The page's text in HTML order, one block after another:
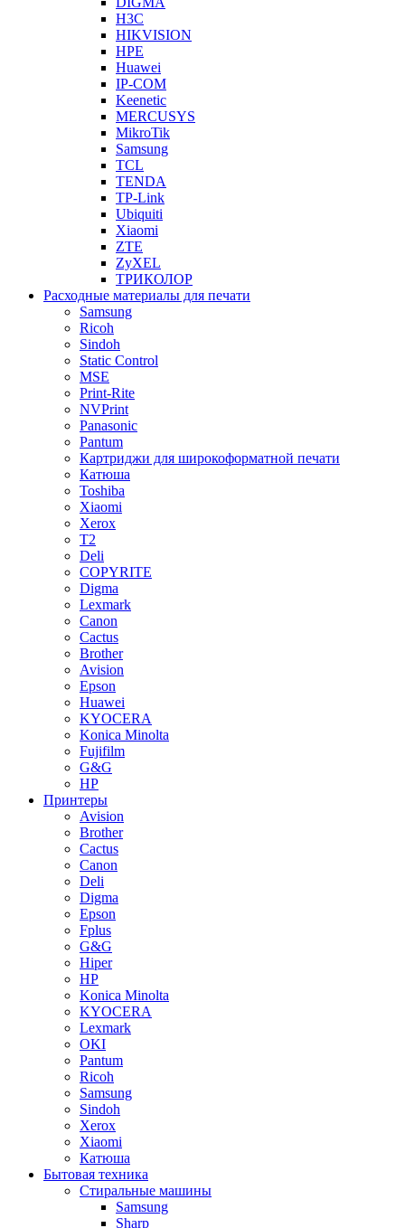
H3C
HIKVISION
HPE
Huawei
IP-COM
Keenetic
MERCUSYS
MikroTik
Samsung
TCL
TENDA
TP-Link
Ubiquiti
Xiaomi
ZTE
ZyXEL
ТРИКОЛОР
Расходные материалы для печати
Samsung
Ricoh
Sindoh
Static Control
MSE
Print-Rite
NVPrint
Panasonic
Pantum
Картриджи для широкоформатной печати
Катюша
Toshiba
Xiaomi
Xerox
T2
Deli
COPYRITE
Digma
Lexmark
Canon
Cactus
Brother
Avision
Epson
Huawei
KYOCERA
Konica Minolta
Fujifilm
G&G
HP
Принтеры
Avision
Brother
Cactus
Canon
Deli
Digma
Epson
Fplus
G&G
Hiper
HP
Konica Minolta
KYOCERA
Lexmark
OKI
Pantum
Ricoh
Samsung
Sindoh
Xerox
Xiaomi
Катюша
Бытовая техника
Стиральные машины
Samsung
Sharp